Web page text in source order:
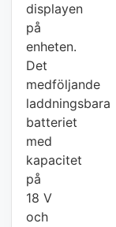
displayen
på
enheten.
Det
medföljande
laddningsbara
batteriet
med
kapacitet
på
18 V
och